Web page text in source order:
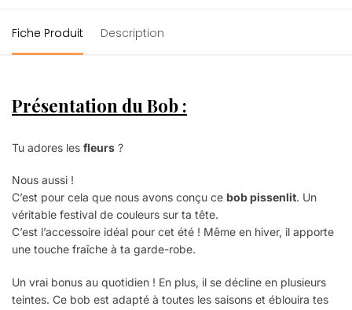
Fiche Produit Description
Présentation du Bob :
Tu adores les fleurs ?
Nous aussi !
C’est pour cela que nous avons conçu ce bob pissenlit. Un
véritable festival de couleurs sur ta tête.
C’est l’accessoire idéal pour cet été ! Même en hiver, il apporte
une touche fraîche à ta garde-robe.
Un vrai bonus au quotidien ! En plus, il se décline en plusieurs
teintes. Ce bob est adapté à toutes les saisons et éblouira tes